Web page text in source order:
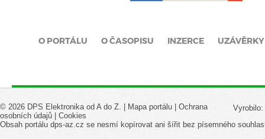
O PORTÁLU O ČASOPISU INZERCE UZÁVĚRKY
Vyrobilo:
© 2026 DPS Elektronika od A do Z. | Mapa portálu | Ochrana
osobních údajů | Cookies
Obsah portálu dps-az.cz se nesmí kopírovat ani šířit bez písemného